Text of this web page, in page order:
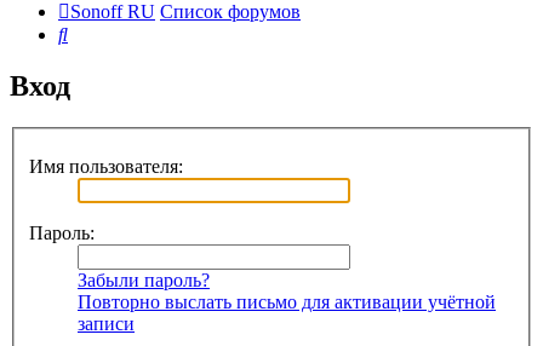
Sonoff RU Список форумов
Поиск
Вход
Имя пользователя:
Пароль:
Забыли пароль?
Повторно выслать письмо для активации учётной
записи